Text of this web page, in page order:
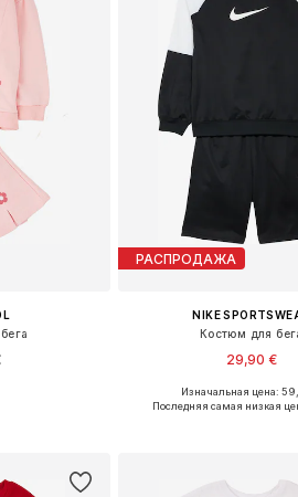
РАСПРОДАЖА
NIKE
Костюм для
29,90 €
Изначальная цена:
Последняя самая низкая